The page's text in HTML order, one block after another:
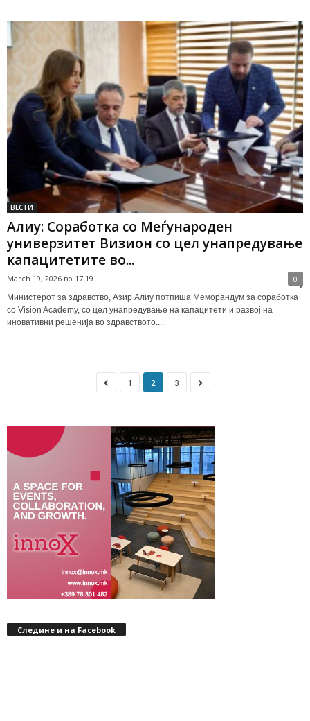
ВЕСТИ
Алиу: Соработка со Меѓународен
универзитет Визион со цел унапредување
капацитетите во...
March 19, 2026 во 17:19 0
Министерот за здравство, Азир Алиу потпиша Меморандум за соработка
со Vision Academy, со цел унапредување на капацитети и развој на
иновативни решенија во здравството....
1 2 3
Следине и на Facebook